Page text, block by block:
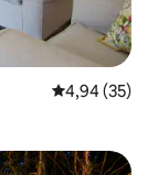
Xếp hạng
4,94 (35)